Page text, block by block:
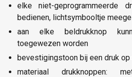
elke niet-geprogrammeerde
bedienen, lichtsymbooltje
aan elke beldrukknop
toegewezen worden
bevestigingstoon bij een druk op
materiaal drukknoppen: